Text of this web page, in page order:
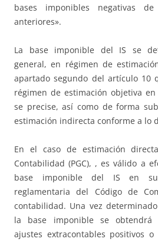
bases imponibles negativas
anteriores».
La base imponible del IS se
general, en régimen de
apartado segundo del artículo 10
régimen de estimación objetiva
se precise, así como de forma
estimación indirecta conforme a lo
En el caso de estimación
Contabilidad (PGC), , es válido a
base imponible del IS en
reglamentaria del Código de
contabilidad. Una vez
la base imponible se obtendrá
ajustes extracontables positivos o